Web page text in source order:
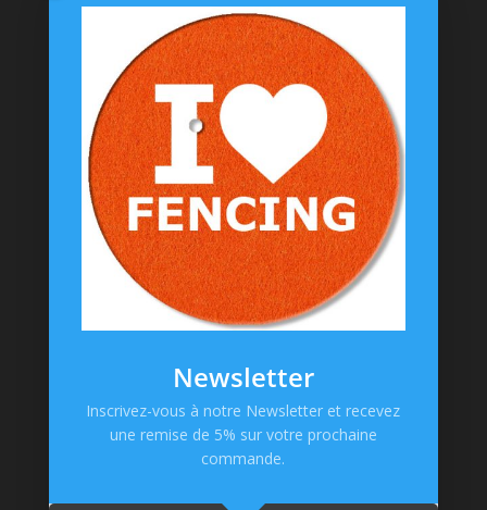
Coussinets Personnalisés
T-shirts
Chaussettes
Goodies
Informations
Messagerie Facebook
Mentions Légales
Politique de confidentialité
Paiement en ligne
Newsletter
Inscrivez-vous à notre Newsletter et recevez
une remise de 5% sur votre prochaine
commande.